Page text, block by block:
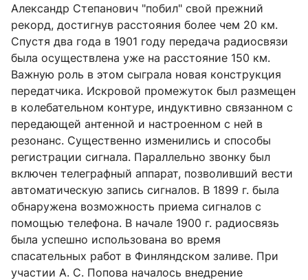
Александр Степанович "побил" свой прежний
рекорд, достигнув расстояния более чем 20 км.
Спустя два года в 1901 году передача радиосвязи
была осуществлена уже на расстояние 150 км.
Важную роль в этом сыграла новая конструкция
передатчика. Искровой промежуток был размещен
в колебательном контуре, индуктивно связанном с
передающей антенной и настроенном с ней в
резонанс. Существенно изменились и способы
регистрации сигнала. Параллельно звонку был
включен телеграфный аппарат, позволивший вести
автоматическую запись сигналов. В 1899 г. была
обнаружена возможность приема сигналов с
помощью телефона. В начале 1900 г. радиосвязь
была успешно использована во время
спасательных работ в Финляндском заливе. При
участии А. С. Попова началось внедрение